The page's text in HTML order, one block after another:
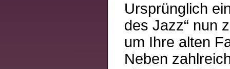
Ursprünglich
des Jazz“ nun
um Ihre alten
Neben